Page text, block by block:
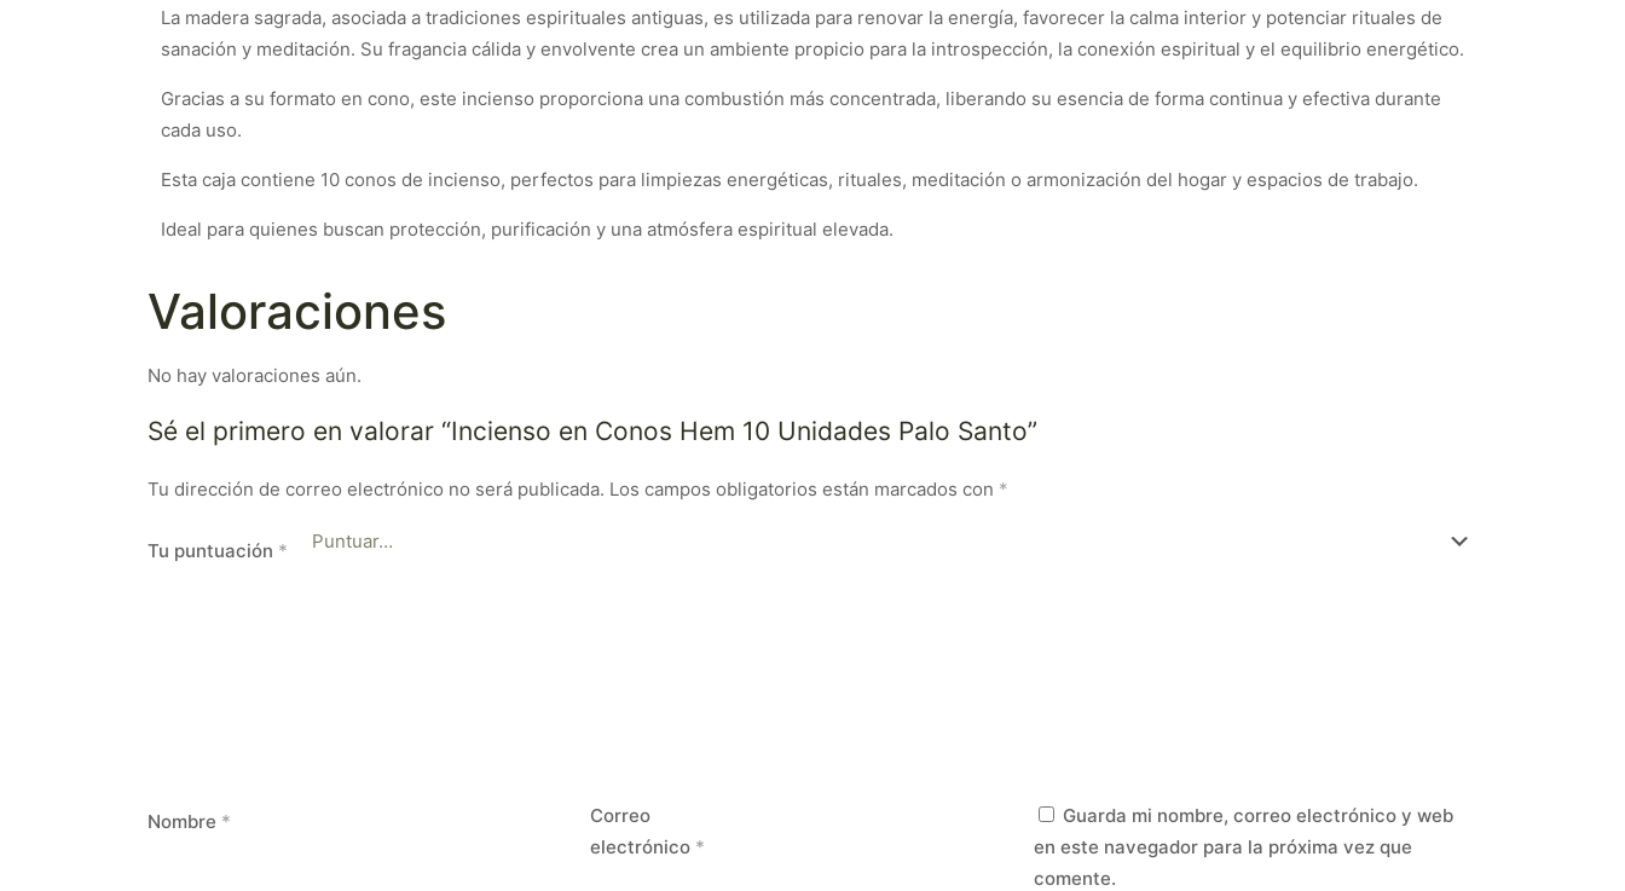
La madera sagrada, asociada a tradiciones espirituales antiguas, es utilizada para renovar la energía, favorecer la calma interior y potenciar rituales de
sanación y meditación. Su fragancia cálida y envolvente crea un ambiente propicio para la introspección, la conexión espiritual y el equilibrio energético.
Gracias a su formato en cono, este incienso proporciona una combustión más concentrada, liberando su esencia de forma continua y efectiva durante
cada uso.
Esta caja contiene 10 conos de incienso, perfectos para limpiezas energéticas, rituales, meditación o armonización del hogar y espacios de trabajo.
Ideal para quienes buscan protección, purificación y una atmósfera espiritual elevada.
Valoraciones
No hay valoraciones aún.
Sé el primero en valorar “Incienso en Conos Hem 10 Unidades Palo Santo”
Tu dirección de correo electrónico no será publicada. Los campos obligatorios están marcados con *
Tu puntuación *
Nombre *
Correo
electrónico *
Guarda mi nombre, correo electrónico y web
en este navegador para la próxima vez que
comente.